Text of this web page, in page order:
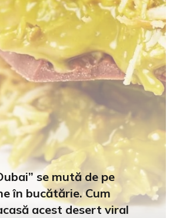
se mută de pe
în bucătărie. Cum
acest desert viral